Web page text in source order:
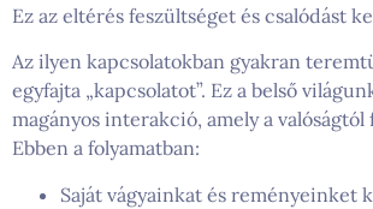
Ez az eltérés feszültséget és csalódást
Az ilyen kapcsolatokban gyakran
egyfajta „kapcsolatot”. Ez a belső
magányos interakció, amely a
Ebben a folyamatban:
Saját vágyainkat és reményeinket